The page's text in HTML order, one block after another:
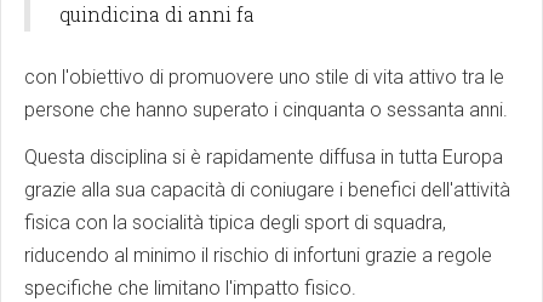
quindicina di anni fa
con l'obiettivo di promuovere uno stile di vita attivo tra le
persone che hanno superato i cinquanta o sessanta anni.
Questa disciplina si è rapidamente diffusa in tutta Europa
grazie alla sua capacità di coniugare i benefici dell'attività
fisica con la socialità tipica degli sport di squadra,
riducendo al minimo il rischio di infortuni grazie a regole
specifiche che limitano l'impatto fisico.